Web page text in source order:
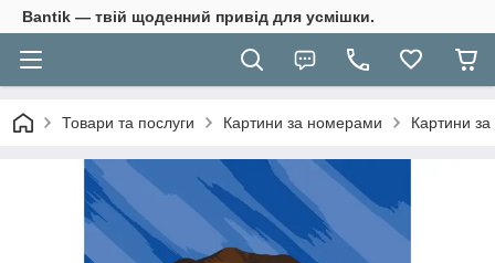
Bantik — твій щоденний привід для усмішки.
Товари та послуги Картини за номерами Картини